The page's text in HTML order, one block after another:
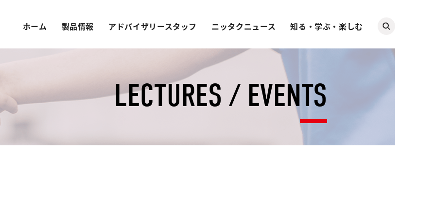
ホーム 製品情報 アドバイザリースタッフ ニッタクニュース 知る・学ぶ・楽しむ
LECTURES / EVENTS